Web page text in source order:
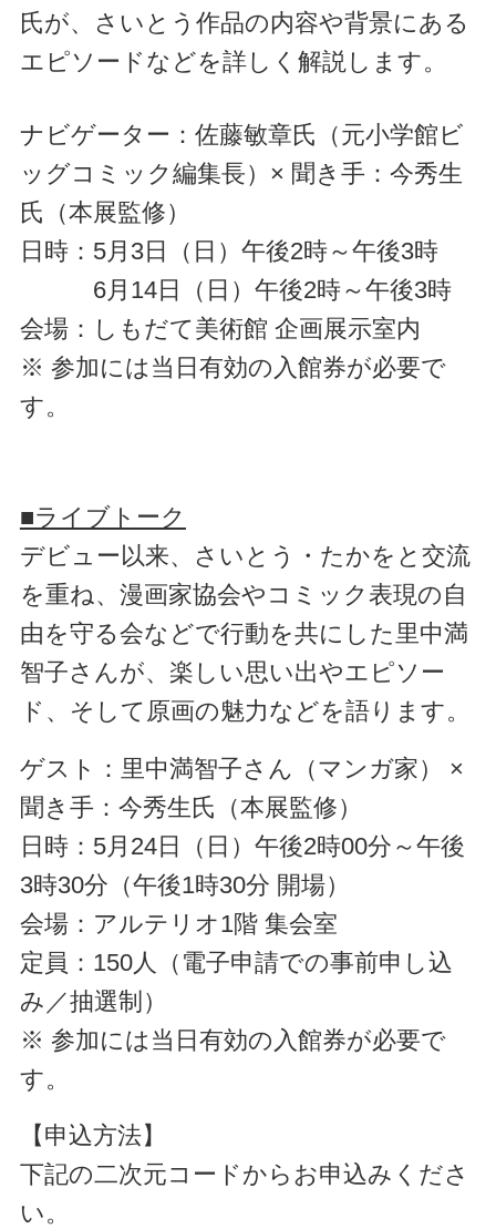
氏が、さいとう作品の内容や背景にある
エピソードなどを詳しく解説します。
ナビゲーター：佐藤敏章氏（元小学館ビ
ッグコミック編集長）× 聞き手：今秀生
氏（本展監修）
日時：5月3日（日）午後2時～午後3時
6月14日（日）午後2時～午後3時
会場：しもだて美術館 企画展示室内
※ 参加には当日有効の入館券が必要で
す。
■ライブトーク
デビュー以来、さいとう・たかをと交流
を重ね、漫画家協会やコミック表現の自
由を守る会などで行動を共にした里中満
智子さんが、楽しい思い出やエピソー
ド、そして原画の魅力などを語ります。
ゲスト：里中満智子さん（マンガ家） ×
聞き手：今秀生氏（本展監修）
日時：5月24日（日）午後2時00分～午後
3時30分（午後1時30分 開場）
会場：アルテリオ1階 集会室
定員：150人（電子申請での事前申し込
み／抽選制）
※ 参加には当日有効の入館券が必要で
す。
【申込方法】
下記の二次元コードからお申込みくださ
い。